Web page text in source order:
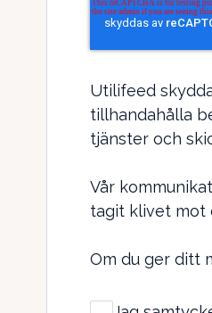
Utilifeed
tillhandahålla
tjänster och
Vår
tagit klivet mot
Om du ger ditt